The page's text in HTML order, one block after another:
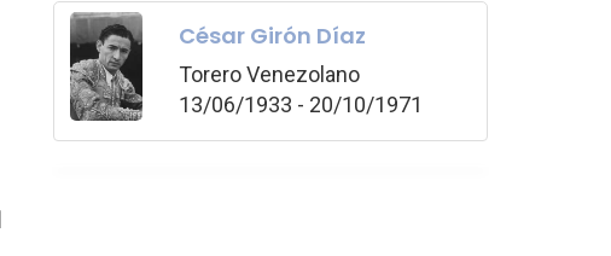
César Girón Díaz
Torero Venezolano
13/06/1933 - 20/10/1971